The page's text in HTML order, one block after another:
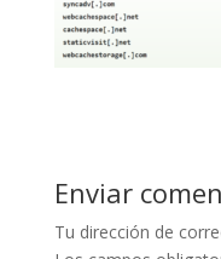
Enviar
Tu dirección de